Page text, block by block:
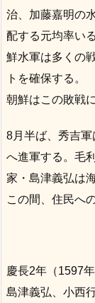
治、加藤嘉明の
配する元均率い
鮮水軍は多くの
トを確保する。
朝鮮はこの敗戦
8月半ば、秀吉
へ進軍する。毛
家・島津義弘は
この間、住民へ
慶長2年（1597
島津義弘、小西